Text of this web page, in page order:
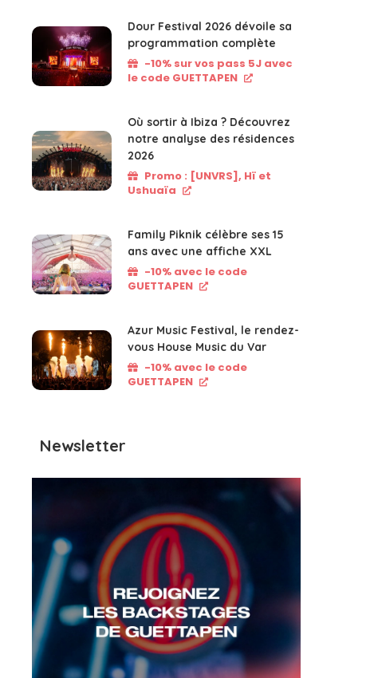
Dour Festival 2026 dévoile sa
programmation complète
-10% sur vos pass 5J avec
le code GUETTAPEN
Où sortir à Ibiza ? Découvrez
notre analyse des résidences
2026
Promo : [UNVRS], Hï et
Ushuaïa
Family Piknik célèbre ses 15
ans avec une affiche XXL
-10% avec le code
GUETTAPEN
Azur Music Festival, le rendez-
vous House Music du Var
-10% avec le code
GUETTAPEN
Newsletter